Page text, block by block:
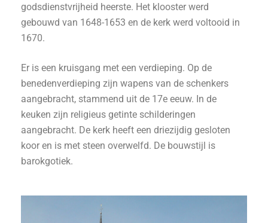
godsdienstvrijheid heerste. Het klooster werd
gebouwd van 1648-1653 en de kerk werd voltooid in
1670.
Er is een kruisgang met een verdieping. Op de
benedenverdieping zijn wapens van de schenkers
aangebracht, stammend uit de 17e eeuw. In de
keuken zijn religieus getinte schilderingen
aangebracht. De kerk heeft een driezijdig gesloten
koor en is met steen overwelfd. De bouwstijl is
barokgotiek.